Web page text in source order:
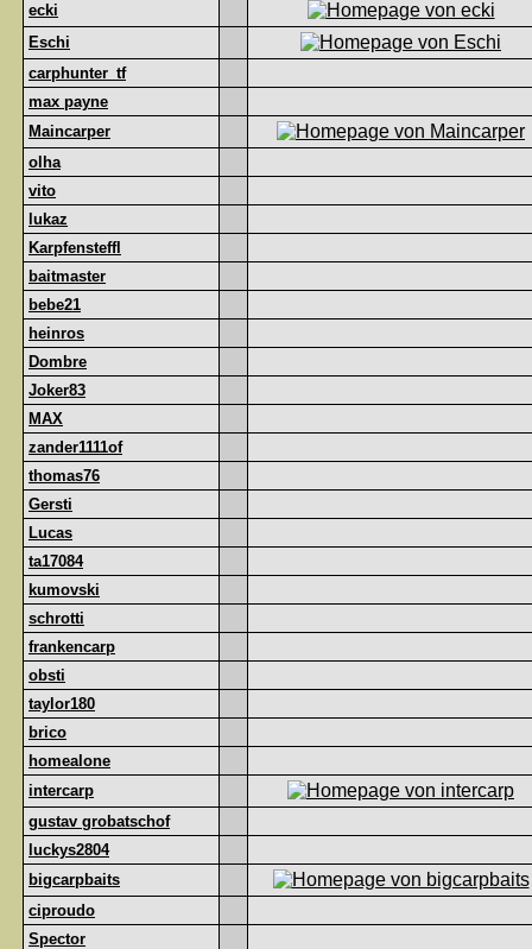
ecki
Eschi
carphunter_tf
max payne
Maincarper
olha
vito
lukaz
Karpfensteffl
baitmaster
bebe21
heinros
Dombre
Joker83
MAX
zander1111of
thomas76
Gersti
Lucas
ta17084
kumovski
schrotti
frankencarp
obsti
taylor180
brico
homealone
intercarp
gustav grobatschof
luckys2804
bigcarpbaits
ciproudo
Spector